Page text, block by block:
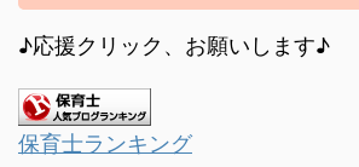
♪応援クリック、お願いします♪
保育士ランキング